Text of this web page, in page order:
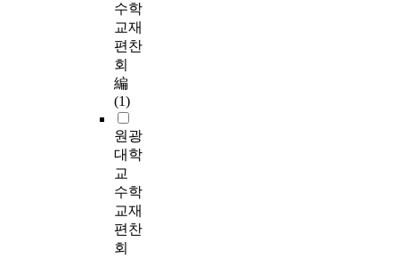
수학
교재
편찬
회
編
(1)
원광
대학
교
수학
교재
편찬
회